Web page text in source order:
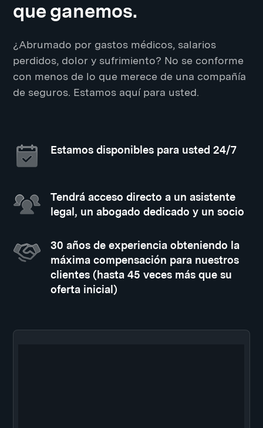
que ganemos.
¿Abrumado por gastos médicos, salarios
perdidos, dolor y sufrimiento? No se conforme
con menos de lo que merece de una compañía
de seguros. Estamos aquí para usted.
Estamos disponibles para usted 24/7
Tendrá acceso directo a un asistente
legal, un abogado dedicado y un socio
30 años de experiencia obteniendo la
máxima compensación para nuestros
clientes (hasta 45 veces más que su
oferta inicial)